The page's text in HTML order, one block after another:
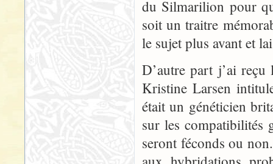
du Silmarilion pour
soit un traitre
le sujet plus avant et
D’autre part j’ai
Kristine Larsen
était un généticien
sur les compatibilités
seront féconds ou